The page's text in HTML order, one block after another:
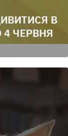
В
4 ЧЕРВНЯ